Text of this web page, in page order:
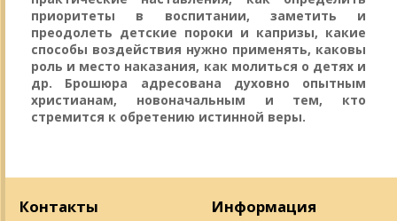
приоритеты в воспитании, заметить и
преодолеть детские пороки и капризы, какие
способы воздействия нужно применять, каковы
роль и место наказания, как молиться о детях и
др. Брошюра адресована духовно опытным
христианам, новоначальным и тем, кто
стремится к обретению истинной веры.
Контакты Информация